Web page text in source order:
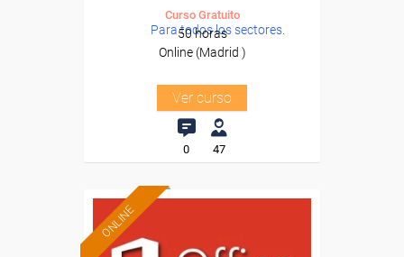
Para todos los sectores.
Curso Gratuito
50 horas
Online (Madrid )
Ver curso
0 47
ONLINE